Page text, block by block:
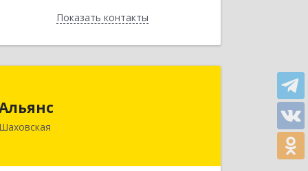
Показать контакты
Назад
Шаховская
р-н, рп.Шаховская, ул.1-я Советская,